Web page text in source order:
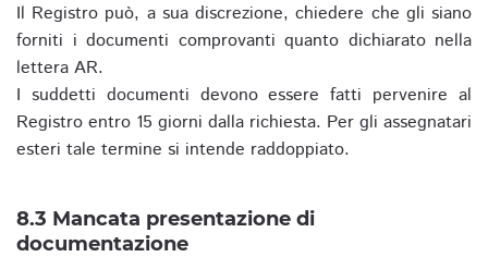
Il Registro può, a sua discrezione, chiedere che gli siano
forniti i documenti comprovanti quanto dichiarato nella
lettera AR.
I suddetti documenti devono essere fatti pervenire al
Registro entro 15 giorni dalla richiesta. Per gli assegnatari
esteri tale termine si intende raddoppiato.
8.3 Mancata presentazione di
documentazione